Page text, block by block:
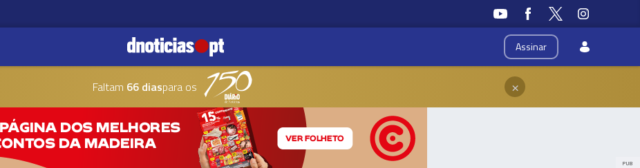
Assinar
Faltam 66 diaspara os ×
PUB